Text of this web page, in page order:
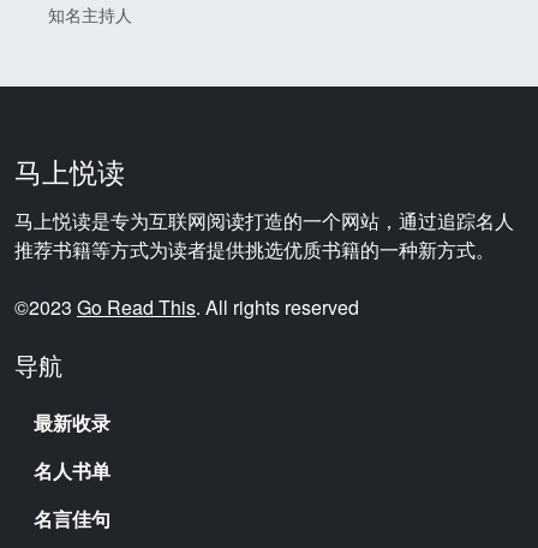
知名主持人
马上悦读
马上悦读是专为互联网阅读打造的一个网站，通过追踪名人
推荐书籍等方式为读者提供挑选优质书籍的一种新方式。
©2023 Go Read This. All rights reserved
导航
最新收录
名人书单
名言佳句